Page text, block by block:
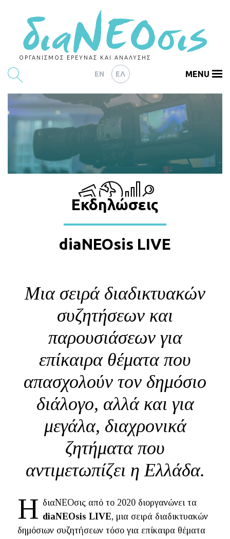
ΟΡΓΑΝΙΣΜΟΣ ΕΡΕΥΝΑΣ ΚΑΙ ΑΝΑΛΥΣΗΣ
EN ΕΛ
ΕΡΕΥΝΕΣ
ΑΡΘΡΟΓΡΑΦΙΑ
DATA
ΔΕΙΚΤΕΣ
CHARTS
PODCASTS
BLOG
ΕΚΔΟΣΕΙΣ
MENU
Εκδηλώσεις
diaNEOsis LIVE
Μια σειρά διαδικτυακών
συζητήσεων και
παρουσιάσεων για
επίκαιρα θέματα που
απασχολούν τον δημόσιο
διάλογο, αλλά και για
μεγάλα, διαχρονικά
ζητήματα που
αντιμετωπίζει η Ελλάδα.
Η διαΝΕΟσις από το 2020 διοργανώνει τα
diaNEOsis LIVE, μια σειρά διαδικτυακών
δημόσιων συζητήσεων τόσο για επίκαιρα θέματα